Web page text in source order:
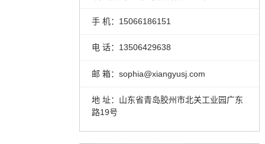
手 机：15066186151
电 话：13506429638
邮 箱：sophia@xiangyusj.com
地 址：山东省青岛胶州市北关工业园广东
路19号